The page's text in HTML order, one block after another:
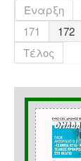
Έναρξη
171
172
Τέλος